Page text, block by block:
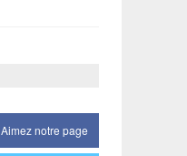
Aimez notre page